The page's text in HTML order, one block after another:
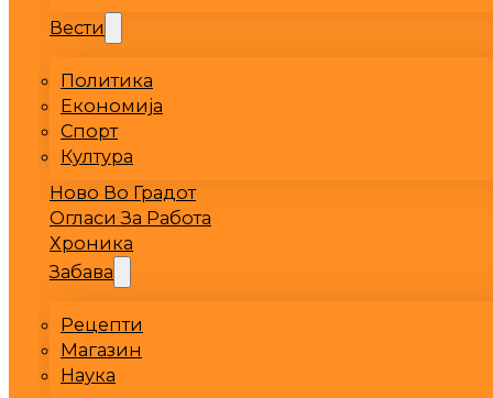
Вести
Политика
Економија
Спорт
Култура
Ново Во Градот
Огласи За Работа
Хроника
Забава
Рецепти
Магазин
Наука